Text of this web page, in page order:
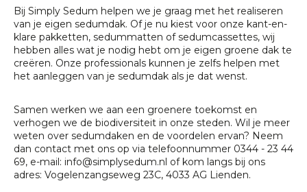
Bij Simply Sedum helpen we je graag met het realiseren
van je eigen sedumdak. Of je nu kiest voor onze kant-en-
klare pakketten, sedummatten ofsedumcassettes, wij
hebben alles wat je nodig hebt om je eigen groene dak te
creëren. Onze professionals kunnen je zelfs helpen met
het aanleggen van je sedumdak als je dat wenst.
Samen werken we aan een groenere toekomst en
verhogen we de biodiversiteit in onze steden. Wil je meer
weten over sedumdaken en de voordelen ervan? Neem
dan contact met ons op via telefoonnummer 0344 - 23 44
69, e-mail: info@simplysedum.nl of kom langs bij ons
adres: Vogelenzangseweg 23C, 4033 AG Lienden.